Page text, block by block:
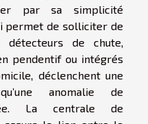
par sa simplicité
permet de solliciter de
détecteurs de chute,
pendentif ou intégrés
déclenchent une
anomalie de
La centrale de